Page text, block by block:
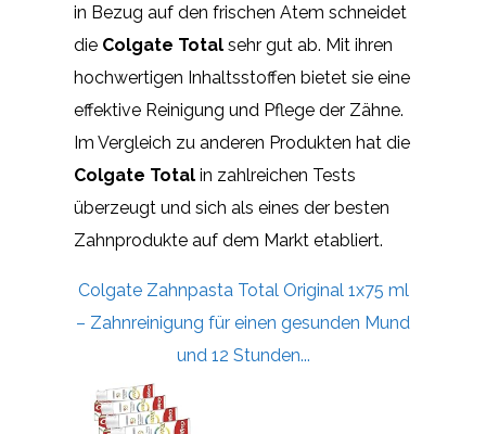
in Bezug auf den frischen Atem schneidet
die Colgate Total sehr gut ab. Mit ihren
hochwertigen Inhaltsstoffen bietet sie eine
effektive Reinigung und Pflege der Zähne.
Im Vergleich zu anderen Produkten hat die
Colgate Total in zahlreichen Tests
überzeugt und sich als eines der besten
Zahnprodukte auf dem Markt etabliert.
Colgate Zahnpasta Total Original 1x75 ml
– Zahnreinigung für einen gesunden Mund
und 12 Stunden...